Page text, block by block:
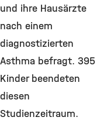
und ihre Hausärzte
nach einem
diagnostizierten
Asthma befragt. 395
Kinder beendeten
diesen
Studienzeitraum.